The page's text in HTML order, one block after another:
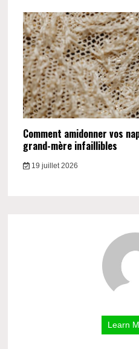
Comment amidonner vos
grand-mère infaillibles
19 juillet 2026
Learn